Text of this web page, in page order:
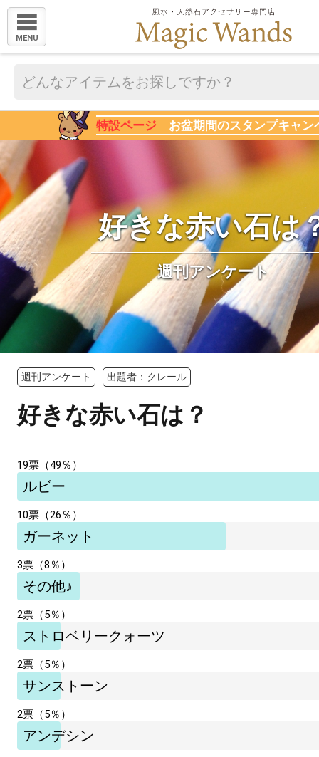
MENU
特設ページ お盆期間のスタンプキャン
好きな赤い石は
週刊アンケート
週刊アンケート 出題者：クレール
好きな赤い石は？
19票（49％）
ルビー
10票（26％）
ガーネット
3票（8％）
その他♪
2票（5％）
ストロベリークォーツ
2票（5％）
サンストーン
2票（5％）
アンデシン